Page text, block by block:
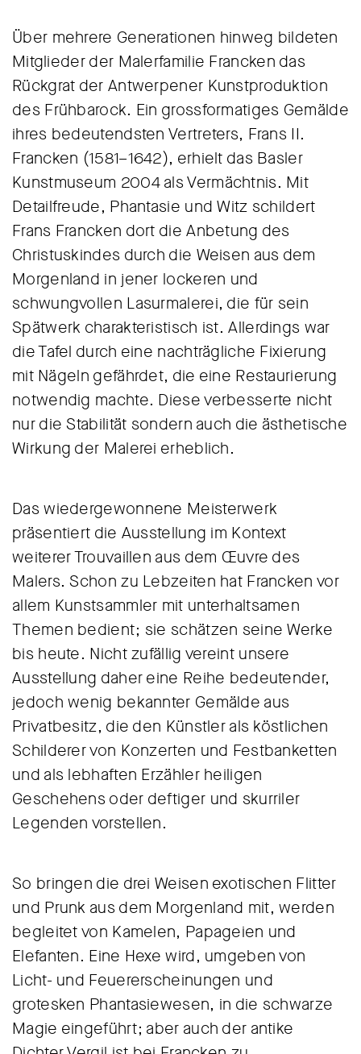
Über mehrere Generationen hinweg bildeten
Mitglieder der Malerfamilie Francken das
Rückgrat der Antwerpener Kunstproduktion
des Frühbarock. Ein grossformatiges Gemälde
ihres bedeutendsten Vertreters, Frans II.
Francken (1581–1642), erhielt das Basler
Kunstmuseum 2004 als Vermächtnis. Mit
Detailfreude, Phantasie und Witz schildert
Frans Francken dort die Anbetung des
Christuskindes durch die Weisen aus dem
Morgenland in jener lockeren und
schwungvollen Lasurmalerei, die für sein
Spätwerk charakteristisch ist. Allerdings war
die Tafel durch eine nachträgliche Fixierung
mit Nägeln gefährdet, die eine Restaurierung
notwendig machte. Diese verbesserte nicht
nur die Stabilität sondern auch die ästhetische
Wirkung der Malerei erheblich.
Das wiedergewonnene Meisterwerk
präsentiert die Ausstellung im Kontext
weiterer Trouvaillen aus dem Œuvre des
Malers. Schon zu Lebzeiten hat Francken vor
allem Kunstsammler mit unterhaltsamen
Themen bedient; sie schätzen seine Werke
bis heute. Nicht zufällig vereint unsere
Ausstellung daher eine Reihe bedeutender,
jedoch wenig bekannter Gemälde aus
Privatbesitz, die den Künstler als köstlichen
Schilderer von Konzerten und Festbanketten
und als lebhaften Erzähler heiligen
Geschehens oder deftiger und skurriler
Legenden vorstellen.
So bringen die drei Weisen exotischen Flitter
und Prunk aus dem Morgenland mit, werden
begleitet von Kamelen, Papageien und
Elefanten. Eine Hexe wird, umgeben von
Licht- und Feuererscheinungen und
grotesken Phantasiewesen, in die schwarze
Magie eingeführt; aber auch der antike